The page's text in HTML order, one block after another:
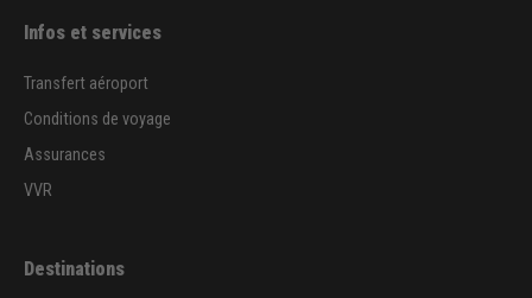
Infos et services
Transfert aéroport
Conditions de voyage
Assurances
VVR
Destinations